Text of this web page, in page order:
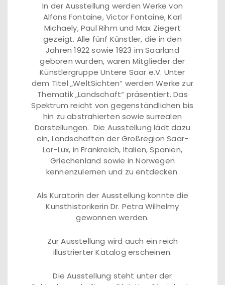
In der Ausstellung werden Werke von
Alfons Fontaine, Victor Fontaine, Karl
Michaely, Paul Rihm und Max Ziegert
gezeigt. Alle fünf Künstler, die in den
Jahren 1922 sowie 1923 im Saarland
geboren wurden, waren Mitglieder der
Künstlergruppe Untere Saar e.V. Unter
dem Titel „WeltSichten“ werden Werke zur
Thematik „Landschaft“ präsentiert. Das
Spektrum reicht von gegenständlichen bis
hin zu abstrahierten sowie surrealen
Darstellungen. Die Ausstellung lädt dazu
ein, Landschaften der Großregion Saar-
Lor-Lux, in Frankreich, Italien, Spanien,
Griechenland sowie in Norwegen
kennenzulernen und zu entdecken.
Als Kuratorin der Ausstellung konnte die
Kunsthistorikerin Dr. Petra Wilhelmy
gewonnen werden.
Zur Ausstellung wird auch ein reich
illustrierter Katalog erscheinen.
Die Ausstellung steht unter der